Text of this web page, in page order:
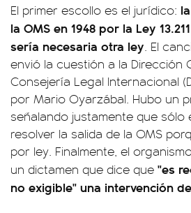
El primer escollo es el jurídico:
la OMS en 1948 por la Ley
sería necesaria otra ley. El
envió la cuestión a la Dirección
Consejería Legal Internacional
por Mario Oyarzábal. Hubo un
señalando justamente que sólo
resolver la salida de la OMS
por ley. Finalmente, el
un dictamen que dice que "es
no exigible" una intervención